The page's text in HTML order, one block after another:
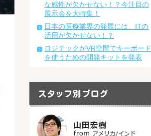
な感性が欠かせない！？今注目の
展示会を大特集！
日本の医療業界の発展には、ITの
活用が欠かせない！？
ロジテックがVR空間でキーボード
を使うための開発キットを発表